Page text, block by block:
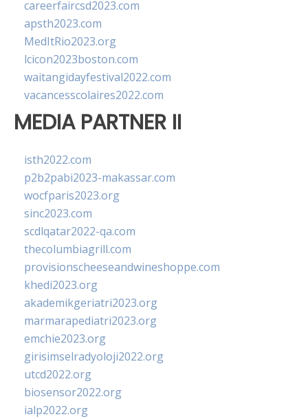
careerfaircsd2023.com
apsth2023.com
MedItRio2023.org
lcicon2023boston.com
waitangidayfestival2022.com
vacancesscolaires2022.com
MEDIA PARTNER II
isth2022.com
p2b2pabi2023-makassar.com
wocfparis2023.org
sinc2023.com
scdlqatar2022-qa.com
thecolumbiagrill.com
provisionscheeseandwineshoppe.com
khedi2023.org
akademikgeriatri2023.org
marmarapediatri2023.org
emchie2023.org
girisimselradyoloji2022.org
utcd2022.org
biosensor2022.org
ialp2022.org